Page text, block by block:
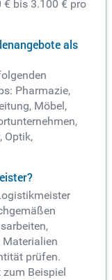
€ bis 3.100 € pro
als
Pharmazie,
Möbel,
Optik,
Materialien
prüfen.
zum Beispiel